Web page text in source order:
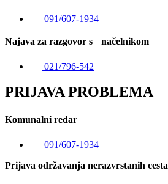
091/607-1934
Najava za razgovor s načelnikom
021/796-542
PRIJAVA PROBLEMA
Komunalni redar
091/607-1934
Prijava održavanja nerazvrstanih cesta